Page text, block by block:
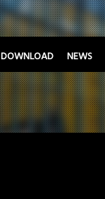
DOWNLOAD NEWS